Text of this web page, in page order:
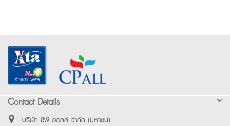
Contact Details
บริษัท ซีพี ออลล์ จำกัด (มหาชน)